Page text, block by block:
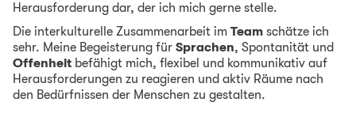
Herausforderung dar, der ich mich gerne stelle.
Die interkulturelle Zusammenarbeit im Team schätze ich
sehr. Meine Begeisterung für Sprachen, Spontanität und
Offenheit befähigt mich, flexibel und kommunikativ auf
Herausforderungen zu reagieren und aktiv Räume nach
den Bedürfnissen der Menschen zu gestalten.